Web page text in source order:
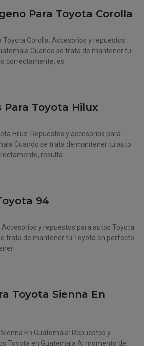
Para Toyota Corolla
Toyota Corolla: Accesorios y repuestos
Cuando se trata de mantener tu
correctamente, es
Para Toyota Hilux
Hilux: Repuestos y accesorios para
Cuando se trata de mantener tu auto
resulta
94
Accesorios y repuestos para autos Toyota
trata de mantener tu Toyota en perfecto
Toyota Sienna En
En Guatemala: Repuestos y
Toyota en Guatemala Al momento de